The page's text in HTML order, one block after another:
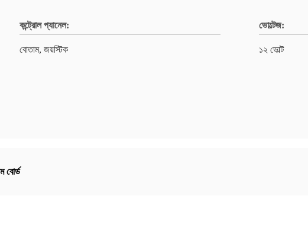
কন্ট্রোল প্যানেল:
বোতাম, জয়স্টিক
ভোল্টেজ:
১২ ভোল্ট
বোর্ড